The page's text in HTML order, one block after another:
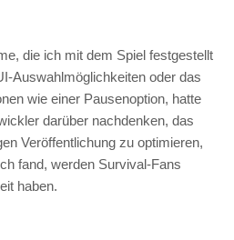
die ich mit dem Spiel festgestellt
Auswahlmöglichkeiten oder das
wie einer Pausenoption, hatte
darüber nachdenken, das
Veröffentlichung zu optimieren,
fand, werden Survival-Fans
haben.